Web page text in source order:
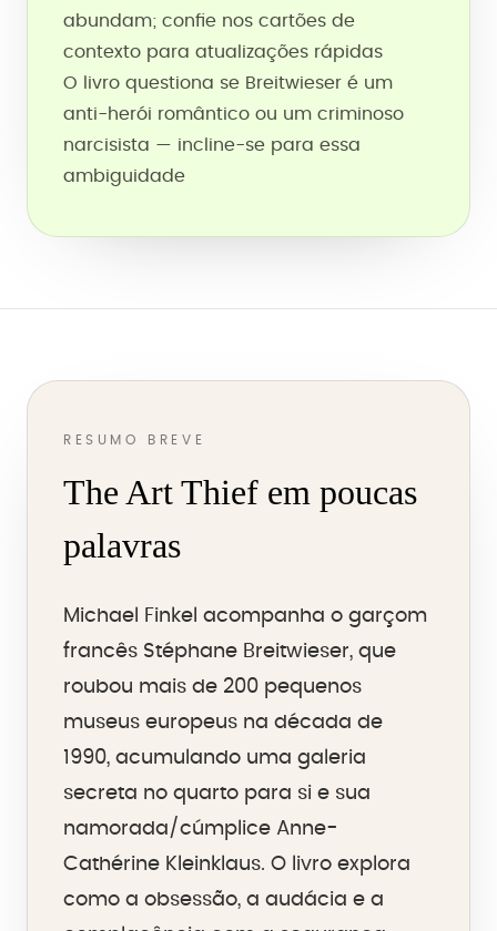
abundam; confie nos cartões de
contexto para atualizações rápidas
O livro questiona se Breitwieser é um
anti-herói romântico ou um criminoso
narcisista — incline-se para essa
ambiguidade
RESUMO BREVE
The Art Thief em poucas
palavras
Michael Finkel acompanha o garçom
francês Stéphane Breitwieser, que
roubou mais de 200 pequenos
museus europeus na década de
1990, acumulando uma galeria
secreta no quarto para si e sua
namorada/cúmplice Anne-
Cathérine Kleinklaus. O livro explora
como a obsessão, a audácia e a